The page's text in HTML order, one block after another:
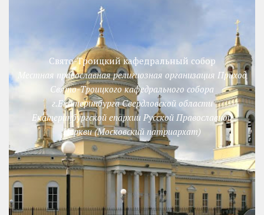
Свято-Троицкий кафедральный собор
Местная православная религиозная организация Приход
Свято-Троицкого кафедрального собора
г.Екатеринбурга Свердловской области
Екатеринбургской епархии Русской Православной
Церкви (Московский патриархат)